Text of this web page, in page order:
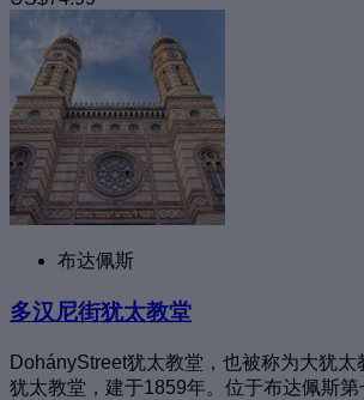
布达佩斯
多汉尼街犹太教堂
DohányStreet犹太教堂，也被称为大犹太
犹太教堂，建于1859年。位于布达佩斯第